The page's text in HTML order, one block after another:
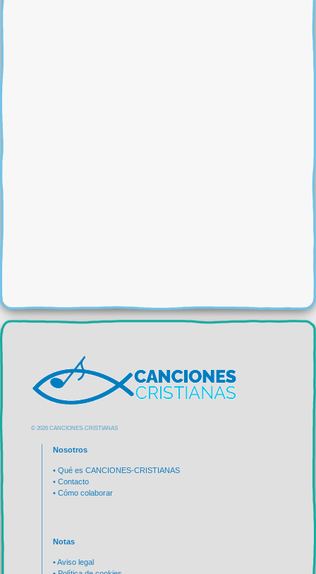
© 2026 CANCIONES-CRISTIANAS
Nosotros
• Qué es CANCIONES-CRISTIANAS
• Contacto
• Cómo colaborar
Notas
•Aviso legal